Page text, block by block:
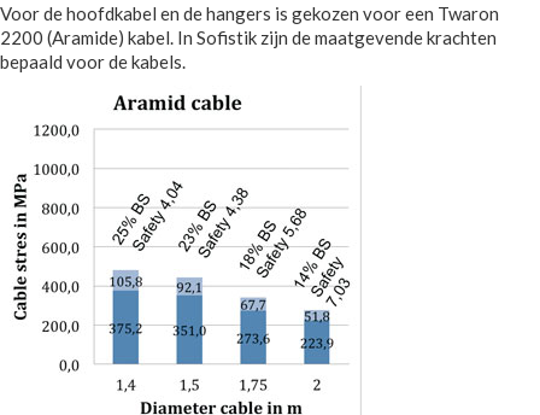
Voor de hoofdkabel en de hangers is gekozen voor een Twaron
2200 (Aramide) kabel. In Sofistik zijn de maatgevende krachten
bepaald voor de kabels.